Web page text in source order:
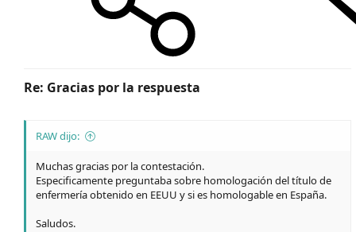
Re: Gracias por la respuesta
RAW dijo:
Muchas gracias por la contestación.
Especificamente preguntaba sobre homologación del título de
enfermería obtenido en EEUU y si es homologable en España.
Saludos.